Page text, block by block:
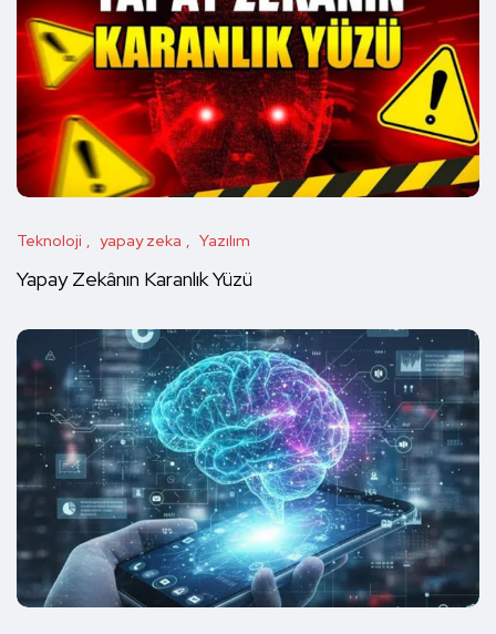
Teknoloji yapay zeka Yazılım
Yapay Zekânın Karanlık Yüzü